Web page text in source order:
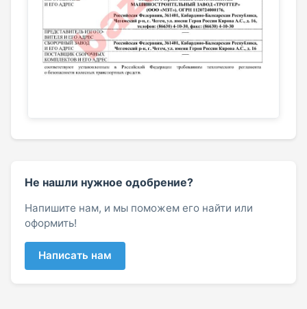
Не нашли нужное одобрение?
Напишите нам, и мы поможем его найти или
оформить!
Написать нам